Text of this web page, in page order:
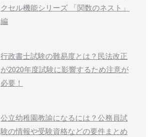
クセル機能シリーズ 「関数のネスト」
編
行政書士試験の難易度とは？民法改正
が2020年度試験に影響するため注意が
必要！
公立幼稚園教諭になるには？公務員試
験の情報や受験資格などの要件まとめ